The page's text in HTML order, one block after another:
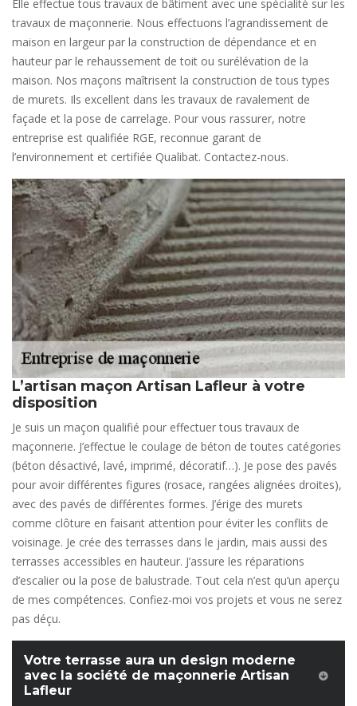
Elle effectue tous travaux de bâtiment avec une spécialité sur les
travaux de maçonnerie. Nous effectuons l’agrandissement de
maison en largeur par la construction de dépendance et en
hauteur par le rehaussement de toit ou surélévation de la
maison. Nos maçons maîtrisent la construction de tous types
de murets. Ils excellent dans les travaux de ravalement de
façade et la pose de carrelage. Pour vous rassurer, notre
entreprise est qualifiée RGE, reconnue garant de
l’environnement et certifiée Qualibat. Contactez-nous.
L’artisan maçon Artisan Lafleur à votre
disposition
Je suis un maçon qualifié pour effectuer tous travaux de
maçonnerie. J’effectue le coulage de béton de toutes catégories
(béton désactivé, lavé, imprimé, décoratif…). Je pose des pavés
pour avoir différentes figures (rosace, rangées alignées droites),
avec des pavés de différentes formes. J’érige des murets
comme clôture en faisant attention pour éviter les conflits de
voisinage. Je crée des terrasses dans le jardin, mais aussi des
terrasses accessibles en hauteur. J’assure les réparations
d’escalier ou la pose de balustrade. Tout cela n’est qu’un aperçu
de mes compétences. Confiez-moi vos projets et vous ne serez
pas déçu.
Votre terrasse aura un design moderne
avec la société de maçonnerie Artisan
Lafleur